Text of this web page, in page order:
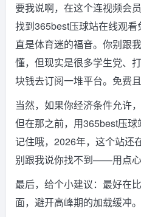
要我说啊，在这个连视频会
找到365best压球站在线观
直是体育迷的福音。你别跟
懂，但现实是很多学生党、
块钱去订阅一堆平台。免费
当然，如果你经济条件允许
但在那之前，用365best压球
记住哦，2026年，这个站还
别跟我说你找不到——用点心
最后，给个小建议：最好在
面，避开高峰期的加载缓冲。